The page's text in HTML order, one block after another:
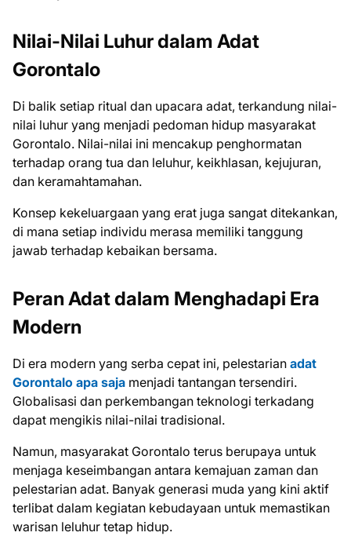
Nilai-Nilai Luhur dalam Adat
Gorontalo
Di balik setiap ritual dan upacara adat, terkandung nilai-
nilai luhur yang menjadi pedoman hidup masyarakat
Gorontalo. Nilai-nilai ini mencakup penghormatan
terhadap orang tua dan leluhur, keikhlasan, kejujuran,
dan keramahtamahan.
Konsep kekeluargaan yang erat juga sangat ditekankan,
di mana setiap individu merasa memiliki tanggung
jawab terhadap kebaikan bersama.
Peran Adat dalam Menghadapi Era
Modern
Di era modern yang serba cepat ini, pelestarian adat
Gorontalo apa saja menjadi tantangan tersendiri.
Globalisasi dan perkembangan teknologi terkadang
dapat mengikis nilai-nilai tradisional.
Namun, masyarakat Gorontalo terus berupaya untuk
menjaga keseimbangan antara kemajuan zaman dan
pelestarian adat. Banyak generasi muda yang kini aktif
terlibat dalam kegiatan kebudayaan untuk memastikan
warisan leluhur tetap hidup.